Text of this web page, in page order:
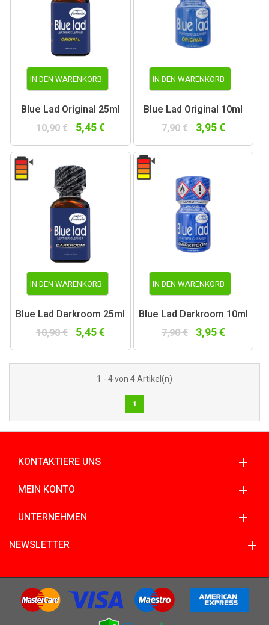
IN DEN WARENKORB
Blue Lad Original 25ml
10,90 € 5,45 €
IN DEN WARENKORB
Blue Lad Original 10ml
7,90 € 3,95 €
IN DEN WARENKORB
Blue Lad Darkroom 25ml
10,90 € 5,45 €
IN DEN WARENKORB
Blue Lad Darkroom 10ml
7,90 € 3,95 €
1 - 4 von 4 Artikel(n)
1
KONTAKTIERE UNS
MEIN KONTO
UNTERNEHMEN
NEWSLETTER